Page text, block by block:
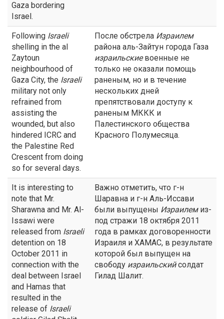
Gaza bordering
Israel.
Following Israeli
shelling in the al
Zaytoun
neighbourhood of
Gaza City, the Israeli
military not only
refrained from
assisting the
wounded, but also
hindered ICRC and
the Palestine Red
Crescent from doing
so for several days.
После обстрела Израилем
района аль-Зайтун города Газа
израильскиевоенные не
только не оказали помощь
раненым, но и в течение
нескольких дней
препятствовали доступу к
раненым МККК и
Палестинского общества
Красного Полумесяца.
It is interesting to
note that Mr.
Sharawna and Mr. Al-
Issawi were
released from Israeli
detention on 18
October 2011 in
connection with the
deal between Israel
and Hamas that
resulted in the
release of Israeli
Важно отметить, что г-н
Шаравна и г-н Аль-Иссави
были выпущены Израилемиз-
под стражи 18 октября 2011
года в рамках договоренности
Израиля и ХАМАС, в результате
которой был выпущен на
свободу израильскийсолдат
Гилад Шалит.